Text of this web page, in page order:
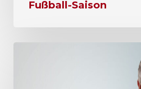
Fußball-Saison